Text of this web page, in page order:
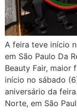
A feira teve início
em São Paulo Da
Beauty Fair, maior
início no sábado
aniversário da
Norte, em São